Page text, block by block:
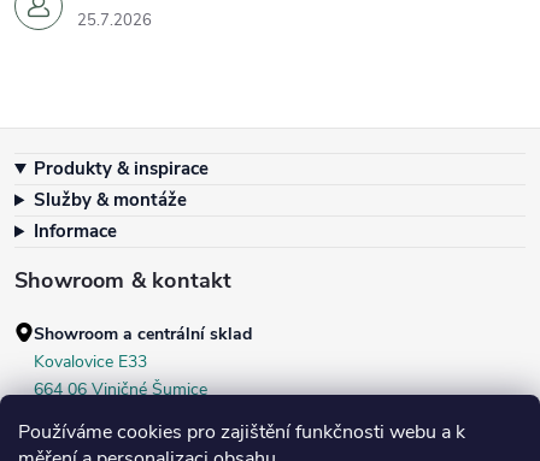
Používáme cookies pro zajištění funkčnosti webu a k
25.7.2026
Produkty & inspirace
Služby & montáže
Informace
Showroom & kontakt
Showroom a centrální sklad
Kovalovice E33
664 06 Viničné Šumice
+420 604 536 499